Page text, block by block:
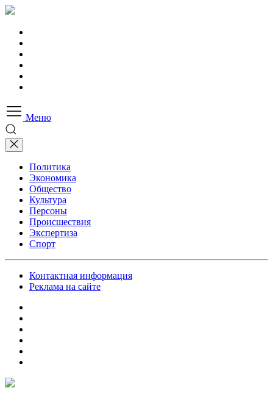
Меню
Политика
Экономика
Общество
Культура
Персоны
Происшествия
Экспертиза
Спорт
Контактная информация
Реклама на сайте